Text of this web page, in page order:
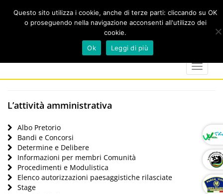
marker
calendar
Toggle
L’attività amministrativa
Albo Pretorio
Bandi e Concorsi
Determine e Delibere
Informazioni per membri Comunità
Procedimenti e Modulistica
Elenco autorizzazioni paesaggistiche rilasciate
Stage
Questo sito utilizza i cookie, anche di terze parti: cliccando su OK
o proseguendo nella navigazione acconsenti all'utilizzo dei
cookie.
Ok
Leggi di più